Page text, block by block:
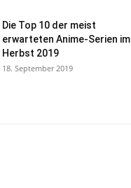
Die Top 10 der meist
erwarteten Anime-Serien im
Herbst 2019
18. September 2019